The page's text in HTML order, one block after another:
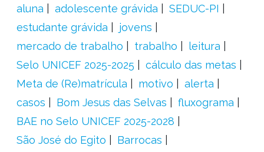
aluna
adolescente grávida
SEDUC-PI
estudante grávida
jovens
mercado de trabalho
trabalho
leitura
Selo UNICEF 2025-2025
cálculo das metas
Meta de (Re)matrícula
motivo
alerta
casos
Bom Jesus das Selvas
fluxograma
BAE no Selo UNICEF 2025-2028
São José do Egito
Barrocas